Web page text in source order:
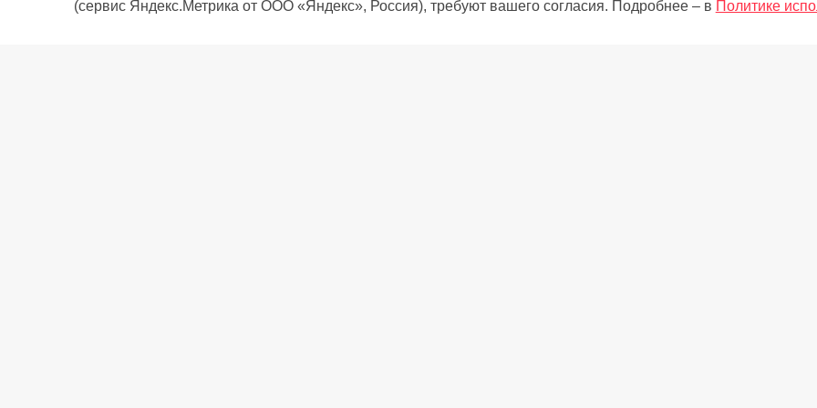
(сервис Яндекс.Метрика от ООО «Яндекс», Россия), требуют вашего согласия. Подробнее – в Политике